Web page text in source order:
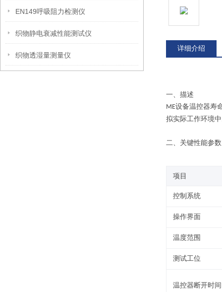
EN149呼吸阻力检测仪
织物静电衰减性能测试仪
织物透湿量测量仪
详细介绍
一、 描述
ME设备温控器寿
拟实际工作环境
二、关键性能参数
项目
控制系统
操作界面
温度范围
测试工位
温控器断开时间